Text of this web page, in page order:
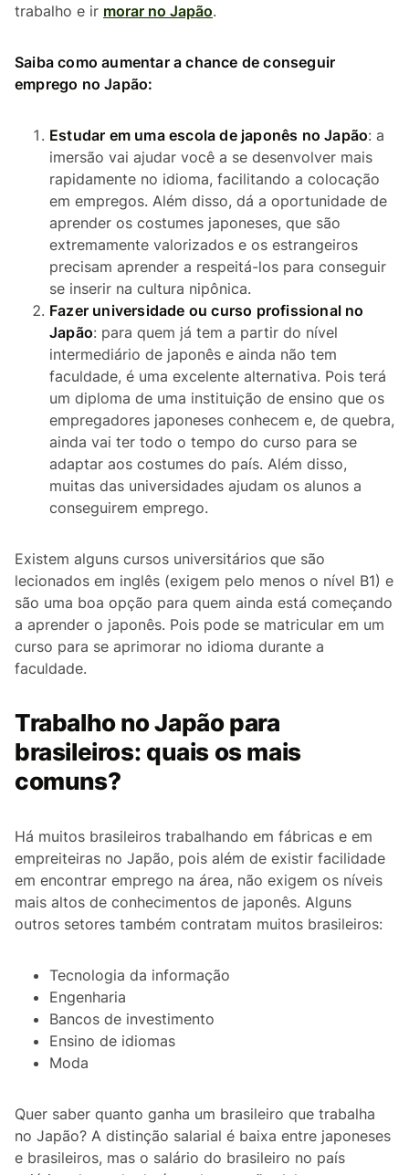
trabalho e ir morar no Japão.
Saiba como aumentar a chance de conseguir
emprego no Japão:
Estudar em uma escola de japonês no Japão: a
imersão vai ajudar você a se desenvolver mais
rapidamente no idioma, facilitando a colocação
em empregos. Além disso, dá a oportunidade de
aprender os costumes japoneses, que são
extremamente valorizados e os estrangeiros
precisam aprender a respeitá-los para conseguir
se inserir na cultura nipônica.
Fazer universidade ou curso profissional no
Japão: para quem já tem a partir do nível
intermediário de japonês e ainda não tem
faculdade, é uma excelente alternativa. Pois terá
um diploma de uma instituição de ensino que os
empregadores japoneses conhecem e, de quebra,
ainda vai ter todo o tempo do curso para se
adaptar aos costumes do país. Além disso,
muitas das universidades ajudam os alunos a
conseguirem emprego.
Existem alguns cursos universitários que são
lecionados em inglês (exigem pelo menos o nível B1) e
são uma boa opção para quem ainda está começando
a aprender o japonês. Pois pode se matricular em um
curso para se aprimorar no idioma durante a
faculdade.
Trabalho no Japão para
brasileiros: quais os mais
comuns?
Há muitos brasileiros trabalhando em fábricas e em
empreiteiras no Japão, pois além de existir facilidade
em encontrar emprego na área, não exigem os níveis
mais altos de conhecimentos de japonês. Alguns
outros setores também contratam muitos brasileiros:
Tecnologia da informação
Engenharia
Bancos de investimento
Ensino de idiomas
Moda
Quer saber quanto ganha um brasileiro que trabalha
no Japão? A distinção salarial é baixa entre japoneses
e brasileiros, mas o salário do brasileiro no país